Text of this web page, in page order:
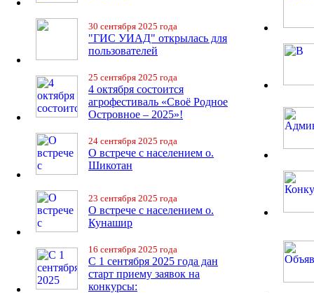
30 сентября 2025 года
"ГИС УИАД" открылась для
пользователей
25 сентября 2025 года
4 октября состоится
агрофестиваль «Своё Родное
Островное – 2025»!
24 сентября 2025 года
О встрече с населением о.
Шикотан
23 сентября 2025 года
О встрече с населением о.
Кунашир
16 сентября 2025 года
С 1 сентября 2025 года дан
старт приему заявок на
конкурсы: